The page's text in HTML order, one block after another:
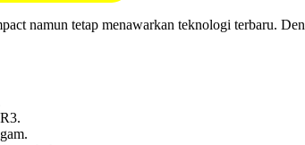
namun tetap menawarkan teknologi terbaru.